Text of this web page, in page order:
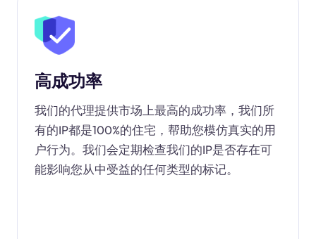
高成功率
我们的代理提供市场上最高的成功率，我们所
有的IP都是100%的住宅，帮助您模仿真实的用
户行为。我们会定期检查我们的IP是否存在可
能影响您从中受益的任何类型的标记。